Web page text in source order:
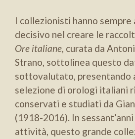
I collezionisti hanno sempre
decisivo nel creare le
Ore italiane, curata da
Strano, sottolinea questo
sottovalutato, presentando
selezione di orologi italiani
conservati e studiati da
(1918-2016). In
attività, questo grande